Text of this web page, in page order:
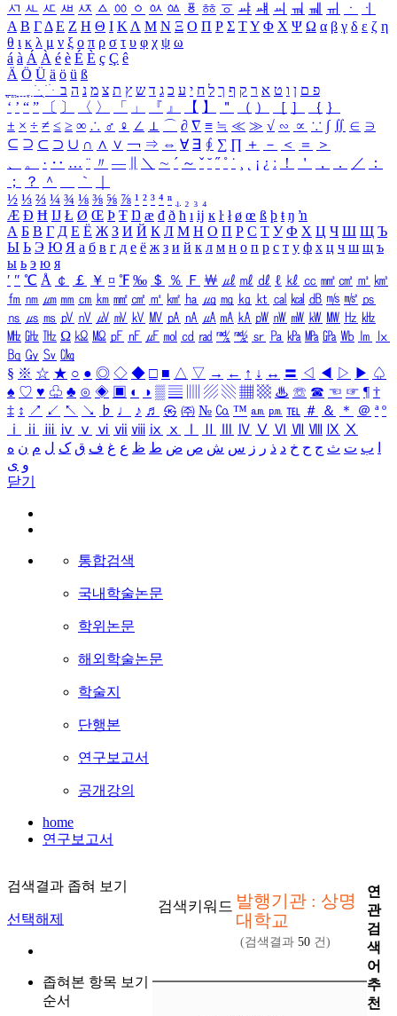
ㅺ ㅻ ㅼ ㅽ ㅾ ㅿ ㆀ ㆁ ㆂ ㆃ ㆄ ㆅ ㆆ ㆇ ㆈ ㆉ ㆊ ㆋ ㆌ ㆍ
ㆎ
Α Β ΓΔ Ε Ζ Η Θ Ι ΚΛ Μ Ν Ξ Ο Π Ρ Σ ΤΥ Φ Χ Ψ Ω α β γ δ ε ζ η
θ ι κ λ μ ν ξ ο π ρ σ τ υ φ χ ψ ω
á à Á À é è É È ç Ç ê
Ä Ö Ü ä ö ü ß
ִֶֹ ֻּ ׁׂ פ ם ן ו ט א ר ק ף ך ל ח י ע כ ג ד ש ץ ת צ מ נ ה ב
‘ ’ “ ” 〔 〕 〈 〉 「 」 『 』 【 】 ＂ （ ） ［ ］ ｛ ｝
± × ÷ ≠ ≤ ≥ ∞ ∴ ♂ ♀ ∠ ⊥ ⌒ ∂ ∇ ≡ ≒ ≪ ≫ √ ∽ ∝ ∵ ∫ ∬ ∈ ∋
⊆ ⊇ ⊂ ⊃ ∪ ∩ ∧ ∨ ￢ ⇒ ⇔ ∀ ∃ ∮ ∑ ∏ ＋ － ＜ ＝
＞
、
。 · ‥ … ¨ 〃 ― ＼ ∼ ´ ～ ˇ ˘ ˝ ˚ ˙ ¸ ¡ ¿ ː ！ ＇ ， ． ／
：
；
？ ＾ ｀
½ ⅓ ⅔ ¼ ¾ ⅛ ⅜ ⅝ ⅞ ¹ ² ³ ⁴ ⁿ ₁ ₂ ₃ ₄
Æ Ð Ħ Ĳ Ł Ø Œ Þ Ŧ Ŋ æ đ ð ħ ı ĳ ĸ ŀ ł ø œ ß þ ŧ ŋ ŉ
А Б В Г Д Е Ё Ж З И Й К Л М Н О П Р С Т У Ф Х Ц Ч Ш Щ Ъ
Ы Ь Э Ю Я а б в г д е ё ж з и й к л м н о п р с т у ф х ц ч ш щ ъ
ы ь э ю я
′ ″ ℃ Å ￠ ￡ ￥ ¤ ℉ ‰ ＄ ％ Ｆ ￦ ㎕ ㎖ ㎗ ℓ ㎘ ㏄ ㎣ ㎤ ㎥ ㎦
㎙ ㎚ ㎛ ㎜ ㎝ ㎞ ㎟ ㎠ ㎡ ㎢ ㏊ ㎍ ㎎ ㎏ ㏏ ㎈ ㎉ ㏈ ㎧ ㎨ ㎰
㎱ ㎲ ㎳ ㎴ ㎵ ㎶ ㎷ ㎸ ㎹ ㎀ ㎁ ㎂ ㎃ ㎄ ㎺ ㎻ ㎽ ㎾ ㎿ ㎐ ㎑
㎒ ㎓ ㎔ Ω ㏀ ㏁ ㎊ ㎋ ㎌ ㏖ ㏅ ㎭ ㎮ ㎯ ㏛ ㎩ ㎪ ㎫ ㎬ ㏝ ㏐
㏓
㏃ ㏉ ㏜ ㏆
§ ※ ☆ ★ ○ ● ◎ ◇ ◆ □ ■ △ ▽ → ← ↑ ↓ ↔ 〓 ◁ ◀ ▷ ▶ ♤
♠ ♡ ♥ ♧ ♣ ⊙ ◈ ▣ ◐ ◑ ▒ ▤ ▨ ▧ ▦ ▩ ♨ ☏ ☎ ☜ ☞ ¶ †
‡ ↕ ↗ ↙ ↖ ↘ ♭ ♩ ♪ ♬ ㉿ ㈜ № ㏇ ™ ㏂ ㏘ ℡ ＃ ＆ ＊ ＠ ª º
ⅰ
ⅱ ⅲ ⅳ ⅴ ⅵ ⅶ ⅷ ⅸ ⅹ Ⅳ Ⅴ Ⅵ Ⅶ Ⅷ Ⅸ Ⅹ
ب ت ث ج ح خ د ذ ر ز س ش ص ض ط ظ ع غ ف ق ک ل م ن ه
و ی
닫기
통합검색
국내학술논문
학위논문
해외학술논문
학술지
단행본
연구보고서
공개강의
home
연구보고서
검색결과 좁혀 보기
선택해제
좁혀본 항목 보기
순서
검색키워드 발행기관 : 상명
대학교
(검색결과 50 건)
연
관
검
색
어
추
천